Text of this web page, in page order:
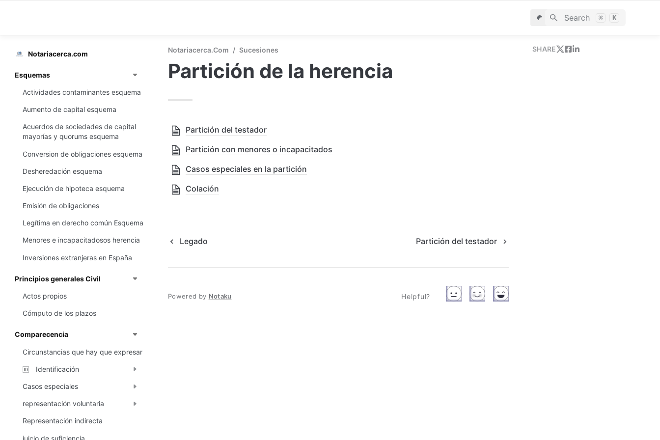
Search ⌘ K
Notariacerca.com
Esquemas
Actividades contaminantes esquema
Aumento de capital esquema
Acuerdos de sociedades de capital
mayorías y quorums esquema
Conversion de obligaciones esquema
Desheredación esquema
Ejecución de hipoteca esquema
Emisión de obligaciones
Legítima en derecho común Esquema
Menores e incapacitadosos herencia
Inversiones extranjeras en España
Principios generales Civil
Actos propios
Cómputo de los plazos
Comparecencia
Circunstancias que hay que expresar
🆔 Identificación
Casos especiales
representación voluntaria
Representación indirecta
juicio de suficiencia
Notariacerca.com / Sucesiones
Partición de la herencia
Partición del testador
Partición con menores o incapacitados
Casos especiales en la partición
Colación
Legado Partición del testador
Powered by Notaku Helpful?
SHARE